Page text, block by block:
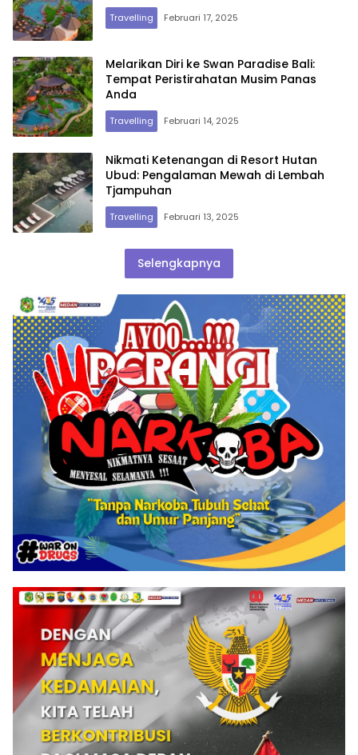
Travelling Februari 17, 2025
Melarikan Diri ke Swan Paradise Bali:
Tempat Peristirahatan Musim Panas
Anda
Travelling Februari 14, 2025
Nikmati Ketenangan di Resort Hutan
Ubud: Pengalaman Mewah di Lembah
Tjampuhan
Travelling Februari 13, 2025
Selengkapnya